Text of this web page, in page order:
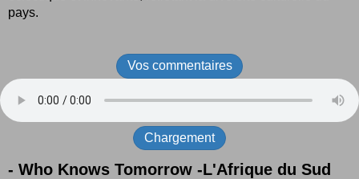
pays.
Vos commentaires
Chargement
- Who Knows Tomorrow -L'Afrique du Sud